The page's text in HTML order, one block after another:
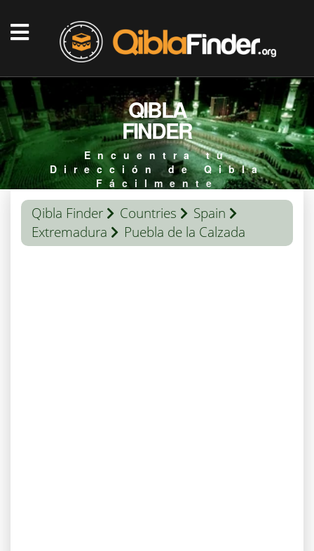
QIBLA
FINDER
Encuentra tu
Dirección de Qibla
Fácilmente
Qibla Finder Countries
Spain
Extremadura
Puebla de la Calzada